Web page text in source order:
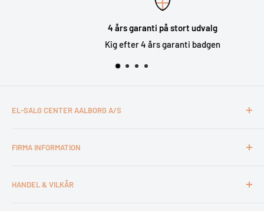
4 års garanti på stort udvalg
Kig efter 4 års garanti badgen
EL-SALG CENTER AALBORG A/S
Otto Mønsteds Vej 6
Tlf. 98180011
FIRMA INFORMATION
Medarbejdere
HANDEL & VILKÅR